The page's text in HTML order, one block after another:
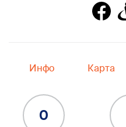
Инфо Карта
0